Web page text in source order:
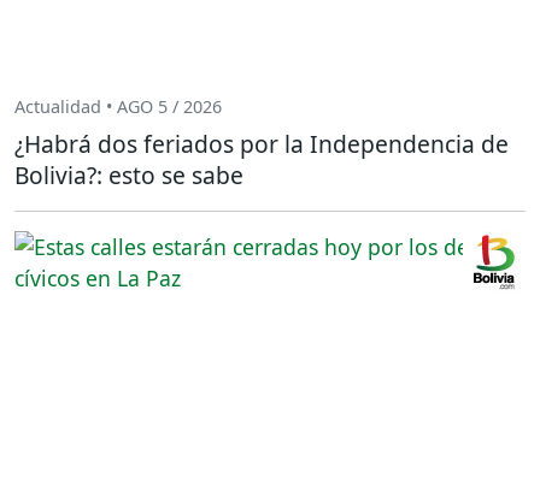
Actualidad • AGO 5 / 2026
¿Habrá dos feriados por la Independencia de
Bolivia?: esto se sabe